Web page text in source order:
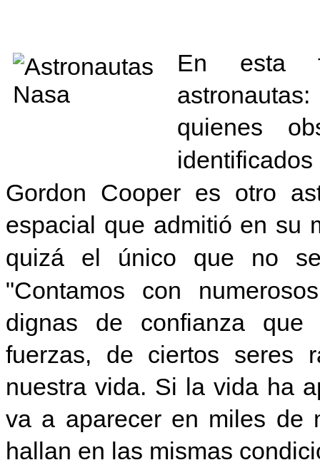
En esta
quienes
Gordon Cooper es otro
espacial que admitió en su
quizá el único que no
"Contamos con
dignas de confianza
fuerzas, de ciertos seres
nuestra vida. Si la vida ha
va a aparecer en miles de
hallan en las mismas